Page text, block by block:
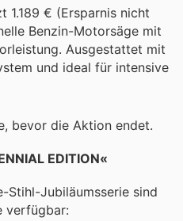
1.189 € (Ersparnis nicht
Benzin-Motorsäge mit
Ausgestattet mit
und ideal für intensive
bevor die Aktion endet.
EDITION«
Stihl-Jubiläumsserie sind
verfügbar: